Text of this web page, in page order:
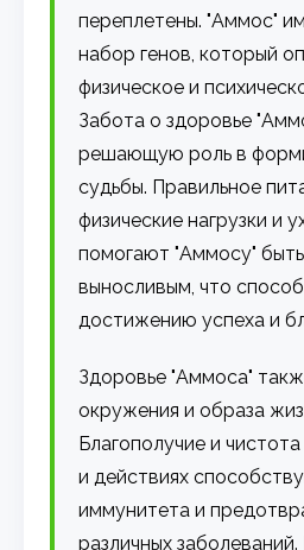
переплетены. "Аммос"
набор генов, который
физическое и
Забота о здоровье
решающую роль в
судьбы. Правильное
физические нагрузки и
помогают "Аммосу"
выносливым, что
достижению успеха и
Здоровье "Аммоса"
окружения и образа
Благополучие и
и действиях
иммунитета и
различных